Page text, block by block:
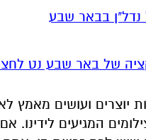
בבאר שבע
של באר שבע נט
יוצרים ועושים מאמץ
המגיעים לידינו.